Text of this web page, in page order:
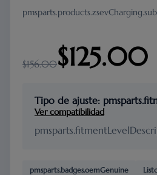
$156.00$125.00
Tipo de ajuste:
Ver compatibilidad
pmsparts.badges.oemGenuine